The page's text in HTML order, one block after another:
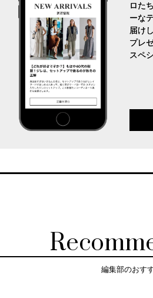
ロた
ーな
届け
プレ
スペ
編集部のおす